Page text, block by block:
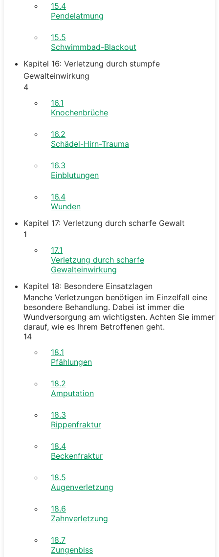
15.4
Pendelatmung
15.5
Schwimmbad-Blackout
Kapitel 16: Verletzung durch stumpfe
Gewalteinwirkung
4
16.1
Knochenbrüche
16.2
Schädel-Hirn-Trauma
16.3
Einblutungen
16.4
Wunden
Kapitel 17: Verletzung durch scharfe Gewalt
1
17.1
Verletzung durch scharfe
Gewalteinwirkung
Kapitel 18: Besondere Einsatzlagen
Manche Verletzungen benötigen im Einzelfall eine
besondere Behandlung. Dabei ist immer die
Wundversorgung am wichtigsten. Achten Sie immer
darauf, wie es Ihrem Betroffenen geht.
14
18.1
Pfählungen
18.2
Amputation
18.3
Rippenfraktur
18.4
Beckenfraktur
18.5
Augenverletzung
18.6
Zahnverletzung
18.7
Zungenbiss